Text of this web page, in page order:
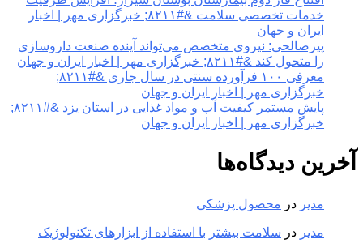
خدمات تخصصی سلامت &#۸۲۱۱; خبرگزاری مهر | اخبار
ایران و جهان
پیرصالحی: نیروی متخصص می‌تواند آینده صنعت داروسازی
را متحول کند &#۸۲۱۱; خبرگزاری مهر | اخبار ایران و جهان
معرفی ۱۰۰ فرآورده سنتی در سال جاری &#۸۲۱۱;
خبرگزاری مهر | اخبار ایران و جهان
پایش مستمر کیفیت آب و مواد غذایی در استان یزد &#۸۲۱۱;
خبرگزاری مهر | اخبار ایران و جهان
آخرین دیدگاه‌ها
مدیر در محصول پزشکی
مدیر در سلامت بیشتر با استفاده از ابزارهای تکنولوژیک